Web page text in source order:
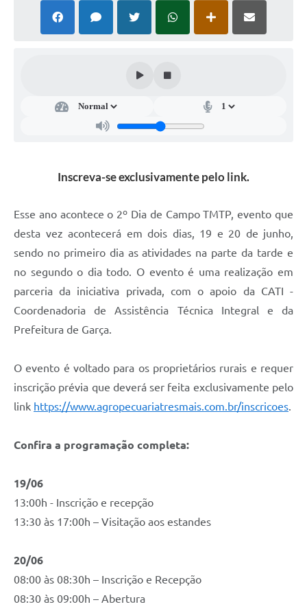
Súmulas Administrativas
Consulta Pública Eletrônica Lei de Diretrizes Orçamentárias -
Credenciamento Feirantes
Notícias
Nota Fiscal Eletrônica
NFSE
Inscreva-se exclusivamente pelo link.
Esse ano acontece o 2º Dia de Campo TMTP, evento que
desta vez acontecerá em dois dias, 19 e 20 de junho,
sendo no primeiro dia as atividades na parte da tarde e
no segundo o dia todo. O evento é uma realização em
parceria da iniciativa privada, com o apoio da CATI -
Coordenadoria de Assistência Técnica Integral e da
Prefeitura de Garça.
O evento é voltado para os proprietários rurais e requer
inscrição prévia que deverá ser feita exclusivamente pelo
link https://www.agropecuariatresmais.com.br/inscricoes.
Confira a programação completa:
19/06
13:00h - Inscrição e recepção
13:30 às 17:00h – Visitação aos estandes
20/06
08:00 às 08:30h – Inscrição e Recepção
08:30 às 09:00h – Abertura